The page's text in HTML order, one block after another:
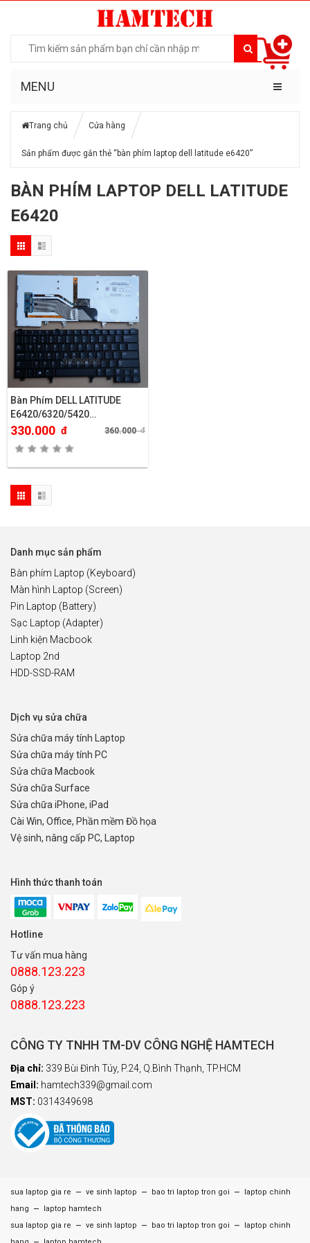
MENU
Trang chủ Cửa hàng
Sản phẩm được gắn thẻ “bàn phím laptop dell latitude e6420”
BÀN PHÍM LAPTOP DELL LATITUDE
E6420
Bàn Phím DELL LATITUDE
E6420/6320/5420…
330.000 đ 360.000đ
Danh mục sản phẩm
Bàn phím Laptop (Keyboard)
Màn hình Laptop (Screen)
Pin Laptop (Battery)
Sạc Laptop (Adapter)
Linh kiện Macbook
Laptop 2nd
HDD-SSD-RAM
Dịch vụ sửa chữa
Sửa chữa máy tính Laptop
Sửa chữa máy tính PC
Sửa chữa Macbook
Sửa chữa Surface
Sửa chữa iPhone, iPad
Cài Win, Office, Phần mềm Đồ họa
Vệ sinh, nâng cấp PC, Laptop
Hình thức thanh toán
Hotline
Tư vấn mua hàng
0888.123.223
Góp ý
0888.123.223
CÔNG TY TNHH TM-DV CÔNG NGHỆ HAMTECH
Địa chỉ: 339 Bùi Đình Túy, P.24, Q.Bình Thạnh, TP.HCM
Email: hamtech339@gmail.com
MST: 0314349698
sua laptop gia re – ve sinh laptop – bao tri laptop tron goi –
laptop chinh
hang
–
laptop hamtech
sua laptop gia re
– ve sinh laptop – bao tri laptop tron goi –
laptop chinh